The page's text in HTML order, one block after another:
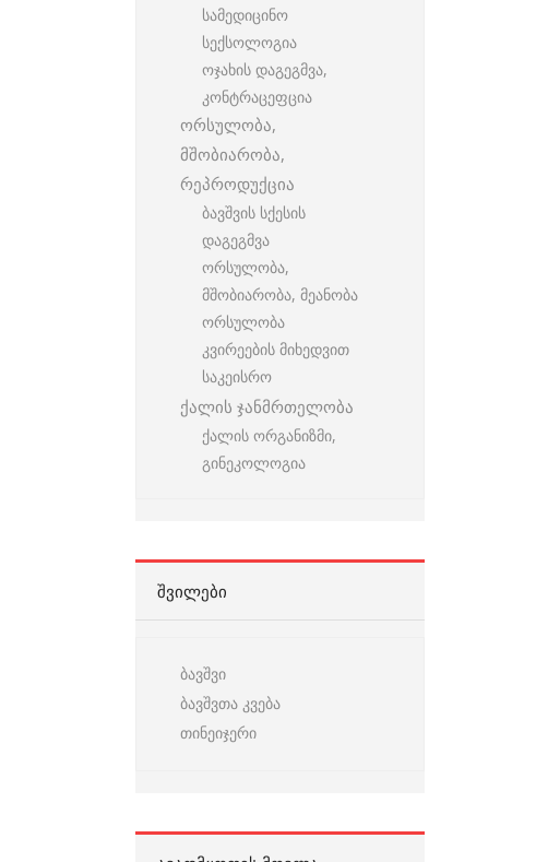
სამედიცინო
სექსოლოგია
ოჯახის დაგეგმვა,
კონტრაცეფცია
ორსულობა,
მშობიარობა,
რეპროდუქცია
ბავშვის სქესის
დაგეგმვა
ორსულობა,
მშობიარობა, მეანობა
ორსულობა
კვირეების მიხედვით
საკეისრო
ქალის ჯანმრთელობა
ქალის ორგანიზმი,
გინეკოლოგია
ᲨᲕᲘᲚᲔᲑᲘ
ბავშვი
ბავშვთა კვება
თინეიჯერი